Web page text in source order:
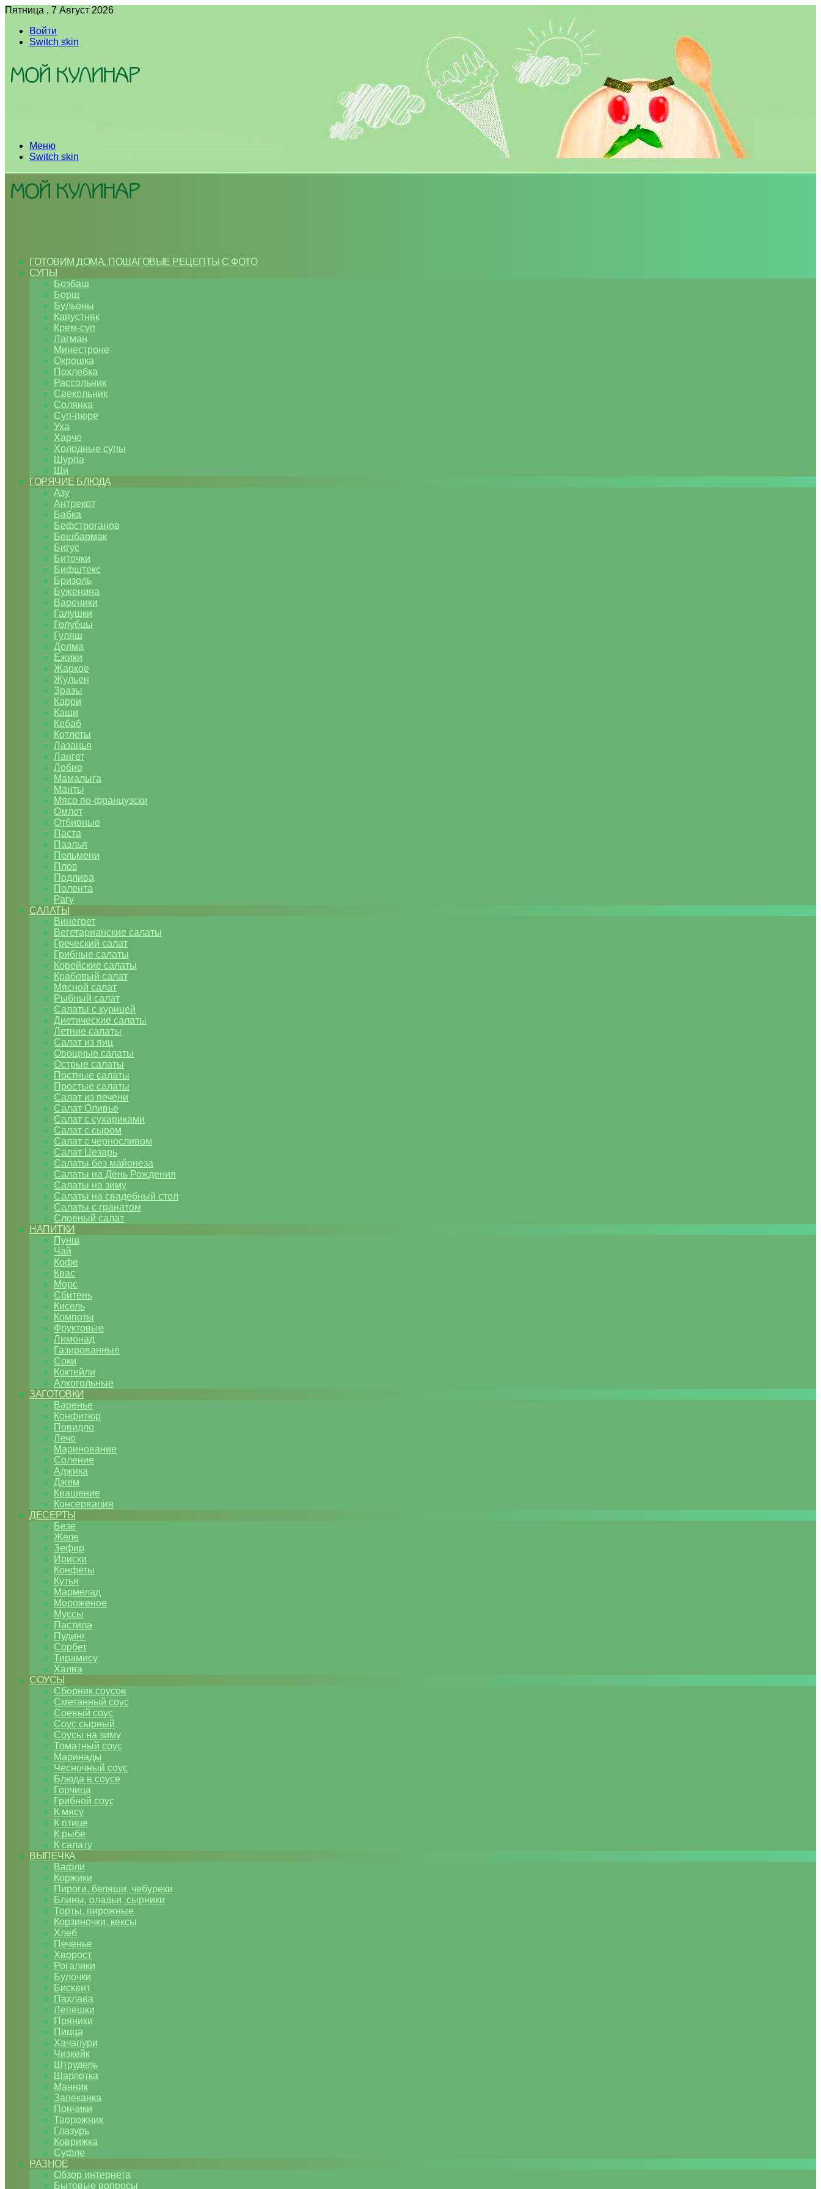
Пятница , 7 Август 2026
Войти
Switch skin
Меню
Switch skin
ГОТОВИМ ДОМА. ПОШАГОВЫЕ РЕЦЕПТЫ С ФОТО
СУПЫ
Бозбаш
Борщ
Бульоны
Капустняк
Крем-суп
Лагман
Минестроне
Окрошка
Похлебка
Рассольник
Свекольник
Солянка
Суп-пюре
Уха
Харчо
Холодные супы
Шурпа
Щи
ГОРЯЧИЕ БЛЮДА
Азу
Антрекот
Бабка
Бефстроганов
Бешбармак
Бигус
Биточки
Бифштекс
Бризоль
Буженина
Вареники
Галушки
Голубцы
Гуляш
Долма
Ежики
Жаркое
Жульен
Зразы
Карри
Каши
Кебаб
Котлеты
Лазанья
Лангет
Лобио
Мамалыга
Манты
Мясо по-французски
Омлет
Отбивные
Паста
Паэлья
Пельмени
Плов
Подлива
Полента
Рагу
САЛАТЫ
Винегрет
Вегетарианские салаты
Греческий салат
Грибные салаты
Корейские салаты
Крабовый салат
Мясной салат
Рыбный салат
Салаты с курицей
Диетические салаты
Летние салаты
Салат из яиц
Овощные салаты
Острые салаты
Постные салаты
Простые салаты
Салат из печени
Салат Оливье
Салат с сухариками
Салат с сыром
Салат с черносливом
Салат Цезарь
Салаты без майонеза
Салаты на День Рождения
Салаты на зиму
Салаты на свадебный стол
Салаты с гранатом
Слоеный салат
НАПИТКИ
Пунш
Чай
Кофе
Квас
Морс
Сбитень
Кисель
Компоты
Фруктовые
Лимонад
Газированные
Соки
Коктейли
Алкогольные
ЗАГОТОВКИ
Варенье
Конфитюр
Повидло
Лечо
Маринование
Соление
Аджика
Джем
Квашение
Консервация
ДЕСЕРТЫ
Безе
Желе
Зефир
Ириски
Конфеты
Кутья
Мармелад
Мороженое
Муссы
Пастила
Пудинг
Сорбет
Тирамису
Халва
СОУСЫ
Сборник соусов
Сметанный соус
Соевый соус
Соус сырный
Соусы на зиму
Томатный соус
Маринады
Чесночный соус
Блюда в соусе
Горчица
Грибной соус
К мясу
К птице
К рыбе
К салату
ВЫПЕЧКА
Вафли
Коржики
Пироги, беляши, чебуреки
Блины, оладьи, сырники
Торты, пирожные
Корзиночки, кексы
Хлеб
Печенье
Хворост
Рогалики
Булочки
Бисквит
Пахлава
Лепешки
Пряники
Пицца
Хачапури
Чизкейк
Штрудель
Шарлотка
Манник
Запеканка
Пончики
Творожник
Глазурь
Коврижка
Суфле
РАЗНОЕ
Обзор интернета
Бытовые вопросы